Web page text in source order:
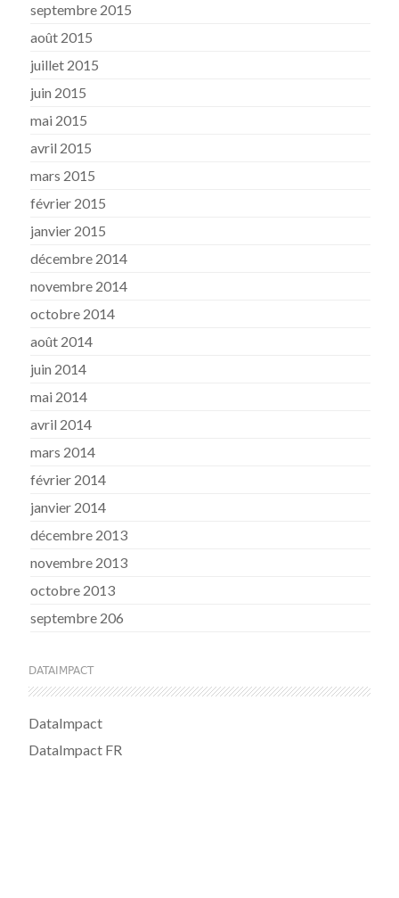
septembre 2015
août 2015
juillet 2015
juin 2015
mai 2015
avril 2015
mars 2015
février 2015
janvier 2015
décembre 2014
novembre 2014
octobre 2014
août 2014
juin 2014
mai 2014
avril 2014
mars 2014
février 2014
janvier 2014
décembre 2013
novembre 2013
octobre 2013
septembre 206
DATAIMPACT
DataImpact
DataImpact FR